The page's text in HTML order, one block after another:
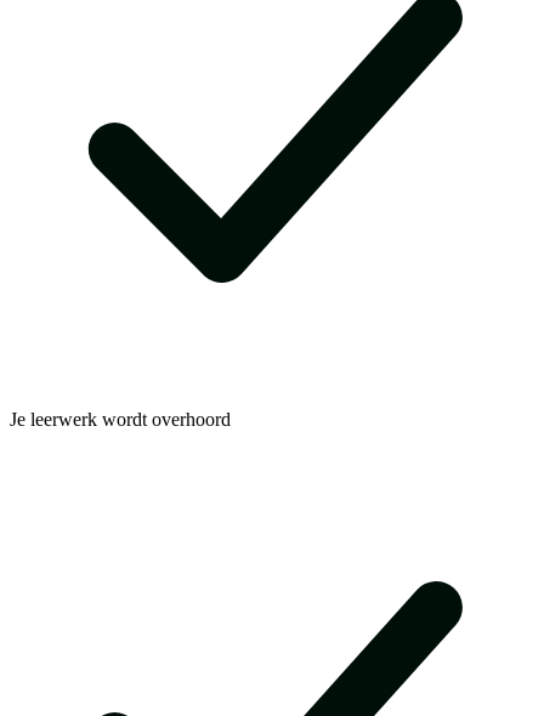
Je leerwerk wordt overhoord